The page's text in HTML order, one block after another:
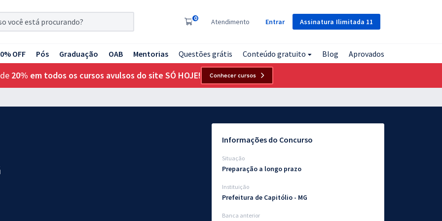
Assinatura Ilimitada 11
0 Atendimento Entrar
OFF Pós Graduação OAB Mentorias Questões grátis Conteúdo gratuito Blog Aprovados
20% em todos os cursos avulsos do site SÓ HOJE! Conhecer cursos
Informações do Concurso
Situação
Preparação a longo prazo
Instituição
Prefeitura de Capitólio - MG
Banca anterior